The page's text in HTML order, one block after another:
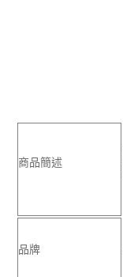
商品簡述
品牌